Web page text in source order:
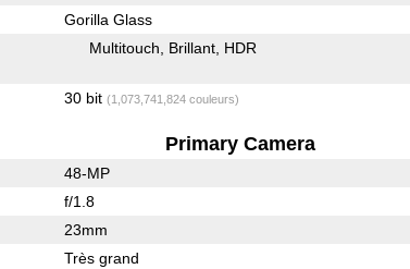
Gorilla Glass
Multitouch Brillant HDR
30 bit (1,073,741,824 couleurs)
Primary Camera
48-MP
f/1.8
23mm
Très grand